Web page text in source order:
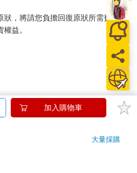
狀，將請您負擔回復原狀所需費用，
益。
加入購物車
大量採購